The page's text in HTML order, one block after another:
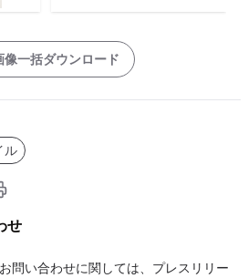
像一括ダウンロード
ル
せ
問い合わせに関しては、プレスリリー